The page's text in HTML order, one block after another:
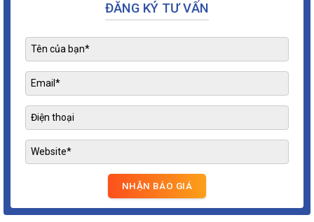
ĐĂNG KÝ TƯ VẤN